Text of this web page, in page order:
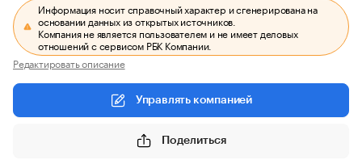
Информация носит справочный характер и сгенерирована на
основании данных из открытых источников.
Компания не является пользователем и не имеет деловых
отношений с сервисом РБК Компании.
Редактировать описание
Управлять компанией
Поделиться